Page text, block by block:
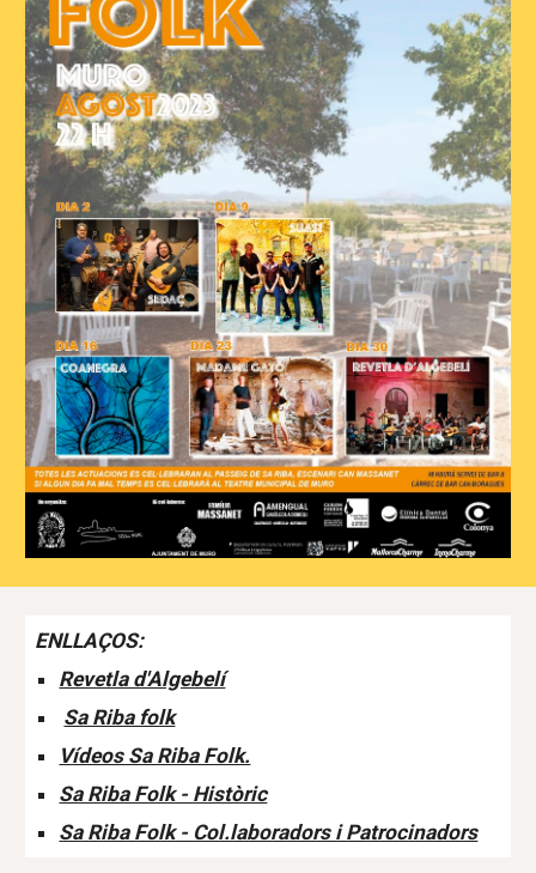
ENLLAÇOS:
Revetla d'Algebelí
Sa Riba folk
Vídeos Sa Riba Folk.
Sa Riba Folk - Històric
Sa Riba Folk - Col.laboradors i Patrocinadors